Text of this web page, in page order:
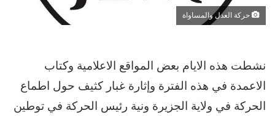
حركة العدل والمساواة
نشطت هذه الايام بعض المواقع الاعلامية وكتاب
الاعمدة في هذه الفترة وإثارة غبار كثيف حول اطماع
الحركة في ولاية الجزيرة ونية رئيس الحركة في توطين